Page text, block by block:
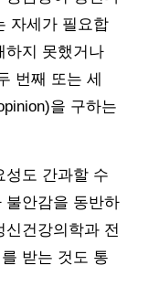
자세가 필요합
하지 못했거나
번째 또는 세
을 구하는
성도 간과할 수
불안감을 동반하
건강의학과 전
받는 것도 통